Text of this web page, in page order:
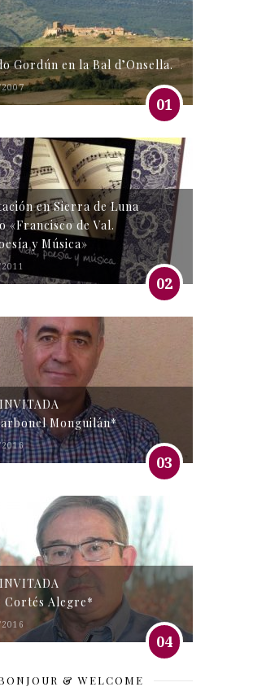
Gordún en la Bal d’Onsella.
2007
01
en Sierra de Luna
«Francisco de Val.
y Música»
02
Monguilán*
03
Cortés Alegre*
04
& WELCOME